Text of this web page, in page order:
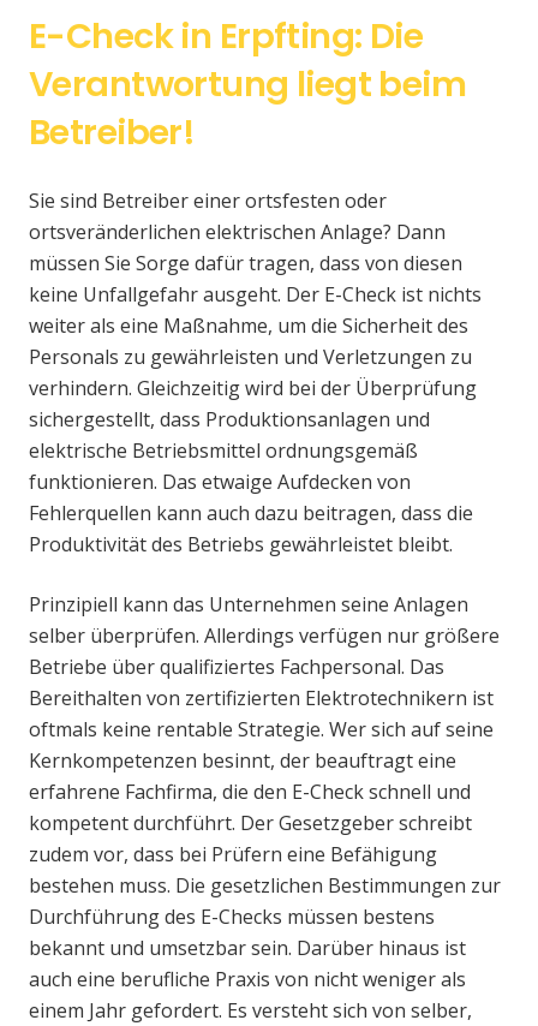
E-Check in Erpfting: Die
Verantwortung liegt beim
Betreiber!
Sie sind Betreiber einer ortsfesten oder
ortsveränderlichen elektrischen Anlage? Dann
müssen Sie Sorge dafür tragen, dass von diesen
keine Unfallgefahr ausgeht. Der E-Check ist nichts
weiter als eine Maßnahme, um die Sicherheit des
Personals zu gewährleisten und Verletzungen zu
verhindern. Gleichzeitig wird bei der Überprüfung
sichergestellt, dass Produktionsanlagen und
elektrische Betriebsmittel ordnungsgemäß
funktionieren. Das etwaige Aufdecken von
Fehlerquellen kann auch dazu beitragen, dass die
Produktivität des Betriebs gewährleistet bleibt.
Prinzipiell kann das Unternehmen seine Anlagen
selber überprüfen. Allerdings verfügen nur größere
Betriebe über qualifiziertes Fachpersonal. Das
Bereithalten von zertifizierten Elektrotechnikern ist
oftmals keine rentable Strategie. Wer sich auf seine
Kernkompetenzen besinnt, der beauftragt eine
erfahrene Fachfirma, die den E-Check schnell und
kompetent durchführt. Der Gesetzgeber schreibt
zudem vor, dass bei Prüfern eine Befähigung
bestehen muss. Die gesetzlichen Bestimmungen zur
Durchführung des E-Checks müssen bestens
bekannt und umsetzbar sein. Darüber hinaus ist
auch eine berufliche Praxis von nicht weniger als
einem Jahr gefordert. Es versteht sich von selber,